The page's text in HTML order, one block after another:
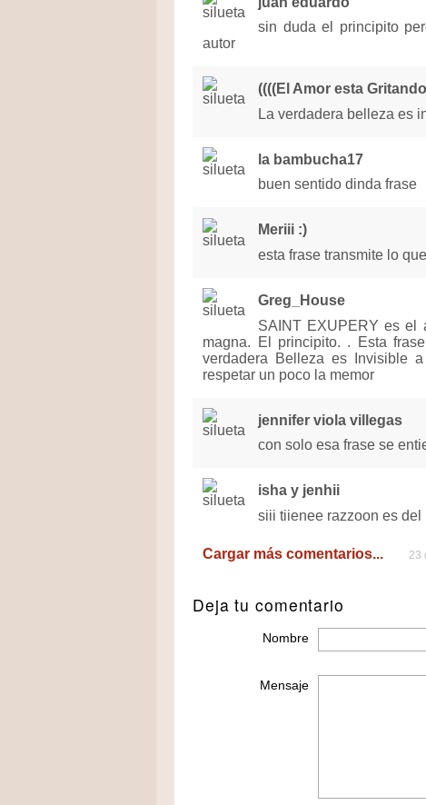
sin duda el principito
autor
((((El Amor esta
La verdadera belleza es
la bambucha17
buen sentido dinda frase
Meriii :)
esta frase transmite lo
Greg_House
SAINT EXUPERY es el
magna. El principito. . Esta
verdadera Belleza es Invisible
respetar un poco la memor
jennifer viola villegas
con solo esa frase se
isha y jenhii
siii tiienee razzoon es
Cargar más comentarios... 23
Deja tu comentario
Nombre
Mensaje